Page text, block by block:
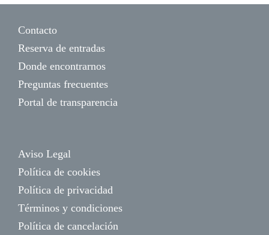
Contacto
Reserva de entradas
Donde encontrarnos
Preguntas frecuentes
Portal de transparencia
Aviso Legal
Política de cookies
Política de privacidad
Términos y condiciones
Política de cancelación